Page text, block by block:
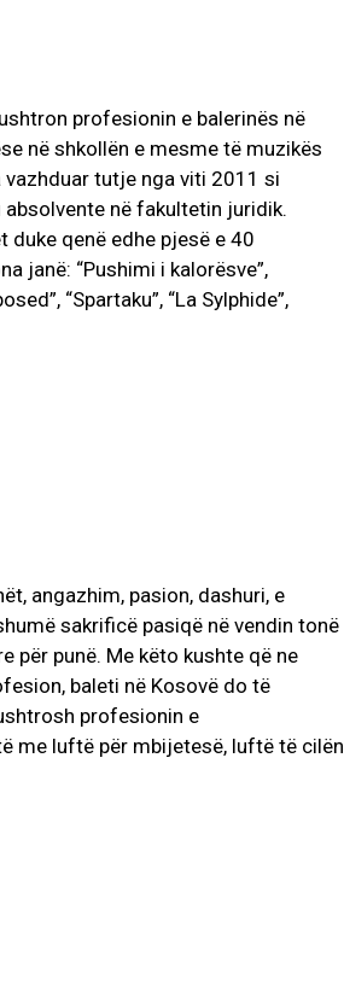
profesionin e balerinës në
në shkollën e mesme të muzikës
tutje nga viti 2011 si
në fakultetin juridik.
duke qenë edhe pjesë e 40
janë: “Pushimi i kalorësve”,
“Spartaku”, “La Sylphide”,
angazhim, pasion, dashuri, e
sakrificë pasiqë në vendin tonë
për punë. Me këto kushte që ne
baleti në Kosovë do të
profesionin e
me luftë për mbijetesë, luftë të cilën